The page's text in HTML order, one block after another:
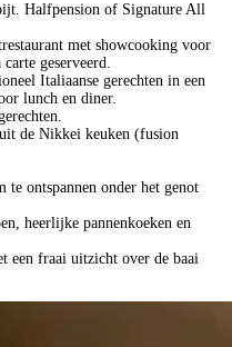
Halfpension of Signature All
met showcooking voor
geserveerd.
Italiaanse gerechten in een
lunch en diner.
de Nikkei keuken (fusion
te ontspannen onder het genot
heerlijke pannenkoeken en
een fraai uitzicht over de baai